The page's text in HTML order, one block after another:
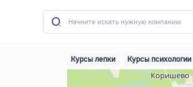
Курсы лепки Курсы психологии